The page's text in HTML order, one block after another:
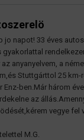
jo napot! 33 éves
gyakorlattal
az anyanyelvem, a
Stuttgárttol 25 km-
Enz-ben.Már három
az
vegye fel
M.G.